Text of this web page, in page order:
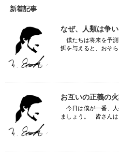
新着記事
なぜ、人類は争
僕たちは将来を予
餌を与えると、おそ
お互いの正義の
今日は僕が一番、人
ましょう。 皆さんは